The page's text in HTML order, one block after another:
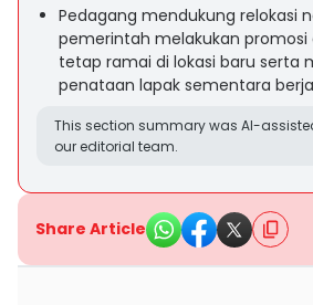
Pedagang mendukung relokasi
pemerintah melakukan promosi
tetap ramai di lokasi baru serta
penataan lapak sementara
This section summary was AI-
our editorial team.
Share Article